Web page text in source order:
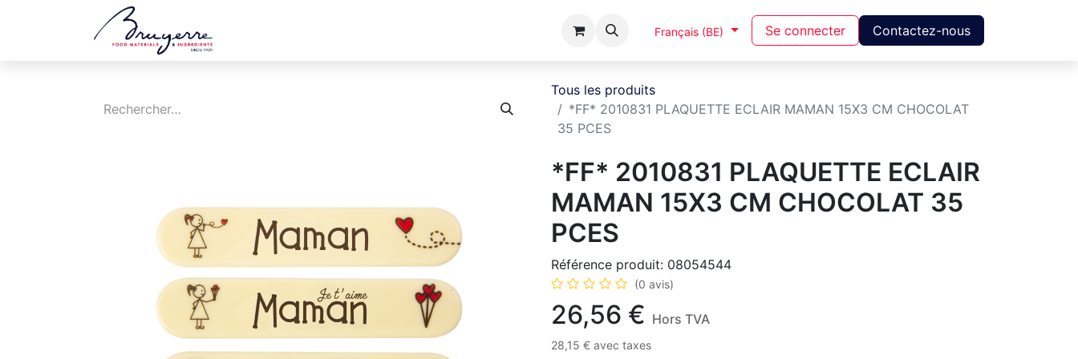
A Propos Français (BE) Se connecter Contactez-nous
Tous les produits
*FF* 2010831 PLAQUETTE ECLAIR MAMAN 15X3 CM CHOCOLAT
35 PCES
*FF* 2010831 PLAQUETTE ECLAIR
MAMAN 15X3 CM CHOCOLAT 35
PCES
Référence produit: 08054544
(0 avis)
26,56 € Hors TVA
28,15 € avec taxes